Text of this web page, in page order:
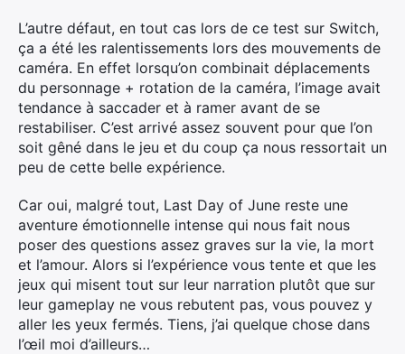
L’autre défaut, en tout cas lors de ce test sur Switch,
ça a été les ralentissements lors des mouvements de
caméra. En effet lorsqu’on combinait déplacements
du personnage + rotation de la caméra, l’image avait
tendance à saccader et à ramer avant de se
restabiliser. C’est arrivé assez souvent pour que l’on
soit gêné dans le jeu et du coup ça nous ressortait un
peu de cette belle expérience.
Car oui, malgré tout, Last Day of June reste une
aventure émotionnelle intense qui nous fait nous
poser des questions assez graves sur la vie, la mort
et l’amour. Alors si l’expérience vous tente et que les
jeux qui misent tout sur leur narration plutôt que sur
leur gameplay ne vous rebutent pas, vous pouvez y
aller les yeux fermés. Tiens, j’ai quelque chose dans
l’œil moi d’ailleurs…
×
Rechercher
: